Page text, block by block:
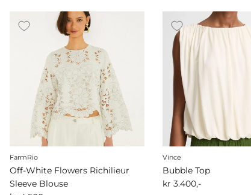
FarmRio
Off-White Flowers Richilieur
Sleeve Blouse
Vince
Bubble Top
kr 3.400,-